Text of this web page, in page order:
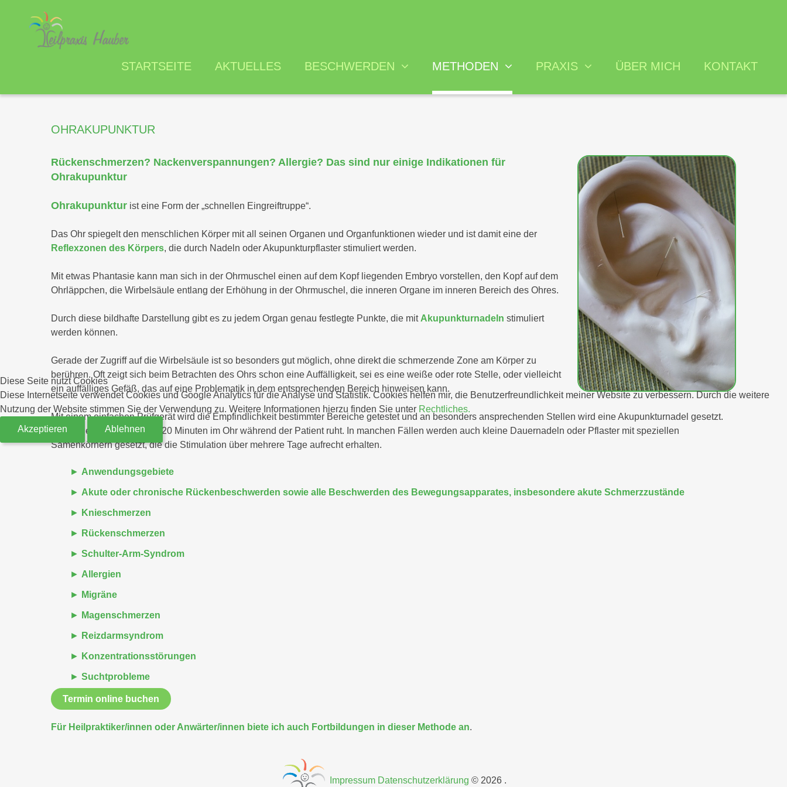
STARTSEITE AKTUELLES BESCHWERDEN
Burnout
Intoleranzen
Beschwerden
Psychische
Beschwerden
Immunsystem /
Immunschwäche
METHODEN
Ohrakupunktur
Cluster Medizin
Gesprächstherapie
Homöopathie
Injektion und
shoes
Kunsttherapie
PRAXIS
Qualifikationen
Behandlungsvertrag
ÜBER MICH KONTAKT
OHRAKUPUNKTUR
Rückenschmerzen? Nackenverspannungen? Allergie? Das sind nur einige Indikationen für
Ohrakupunktur
Ohrakupunktur ist eine Form der „schnellen Eingreiftruppe“.
Das Ohr spiegelt den menschlichen Körper mit all seinen Organen und Organfunktionen wieder und ist damit eine der
Reflexzonen des Körpers, die durch Nadeln oder Akupunkturpflaster stimuliert werden.
Mit etwas Phantasie kann man sich in der Ohrmuschel einen auf dem Kopf liegenden Embryo vorstellen, den Kopf auf dem
Ohrläppchen, die Wirbelsäule entlang der Erhöhung in der Ohrmuschel, die inneren Organe im inneren Bereich des Ohres.
Durch diese bildhafte Darstellung gibt es zu jedem Organ genau festlegte Punkte, die mit Akupunkturnadeln stimuliert
werden können.
Gerade der Zugriff auf die Wirbelsäule ist so besonders gut möglich, ohne direkt die schmerzende Zone am Körper zu
berühren. Oft zeigt sich beim Betrachten des Ohrs schon eine Auffälligkeit, sei es eine weiße oder rote Stelle, oder vielleicht
ein auffälliges Gefäß, das auf eine Problematik in dem entsprechenden Bereich hinweisen kann.
Mit einem einfachen Prüfgerät wird die Empfindlichkeit bestimmter Bereiche getestet und an besonders ansprechenden Stellen wird eine Akupunkturnadel gesetzt.
Die Nadeln verbleiben ca. 20 Minuten im Ohr während der Patient ruht. In manchen Fällen werden auch kleine Dauernadeln oder Pflaster mit speziellen
Samenkörnern gesetzt, die die Stimulation über mehrere Tage aufrecht erhalten.
Anwendungsgebiete
Akute oder chronische Rückenbeschwerden sowie alle Beschwerden des Bewegungsapparates, insbesondere akute Schmerzzustände
Knieschmerzen
Rückenschmerzen
Schulter-Arm-Syndrom
Allergien
Migräne
Magenschmerzen
Reizdarmsyndrom
Konzentrationsstörungen
Suchtprobleme
Termin online buchen
Für Heilpraktiker/innen oder Anwärter/innen biete ich auch Fortbildungen in dieser Methode an.
Impressum Datenschutzerklärung © 2026
Diese Seite nutzt Cookies
Diese Internetseite verwendet Cookies und Google Analytics für die Analyse und Statistik. Cookies helfen mir, die Benutzerfreundlichkeit meiner Website zu verbessern. Durch die weitere
Nutzung der Website stimmen Sie der Verwendung zu. Weitere Informationen hierzu finden Sie unter Rechtliches.
Akzeptieren Ablehnen